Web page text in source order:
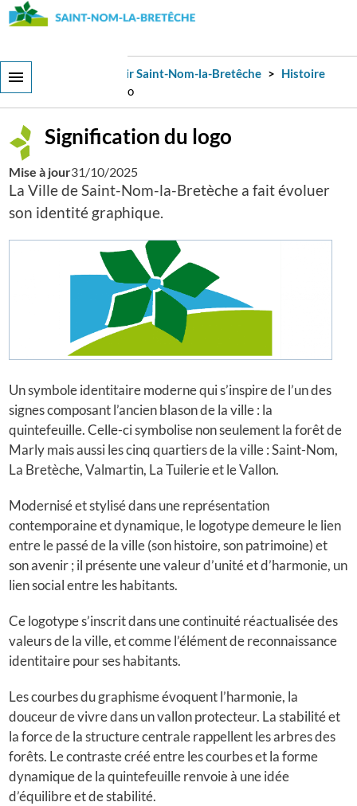
Aller
principal
Ma Ville Découvrir Saint-Nom-la-Bretêche
Histoire
Signification du logo
Signification du logo
Mise à jour31/10/2025
La Ville de Saint-Nom-la-Bretèche a fait évoluer
son identité graphique.
Un symbole identitaire moderne qui s’inspire de l’un des
signes composant l’ancien blason de la ville : la
quintefeuille. Celle-ci symbolise non seulement la forêt de
Marly mais aussi les cinq quartiers de la ville : Saint-Nom,
La Bretèche, Valmartin, La Tuilerie et le Vallon.
Modernisé et stylisé dans une représentation
contemporaine et dynamique, le logotype demeure le lien
entre le passé de la ville (son histoire, son patrimoine) et
son avenir ; il présente une valeur d’unité et d’harmonie, un
lien social entre les habitants.
Ce logotype s’inscrit dans une continuité réactualisée des
valeurs de la ville, et comme l’élément de reconnaissance
identitaire pour ses habitants.
Les courbes du graphisme évoquent l’harmonie, la
douceur de vivre dans un vallon protecteur. La stabilité et
la force de la structure centrale rappellent les arbres des
forêts. Le contraste créé entre les courbes et la forme
dynamique de la quintefeuille renvoie à une idée
d’équilibre et de stabilité.